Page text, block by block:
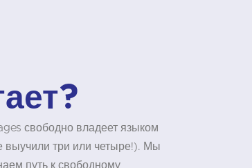
свободно владеет языком
выучили три или четыре!). Мы
путь к свободному